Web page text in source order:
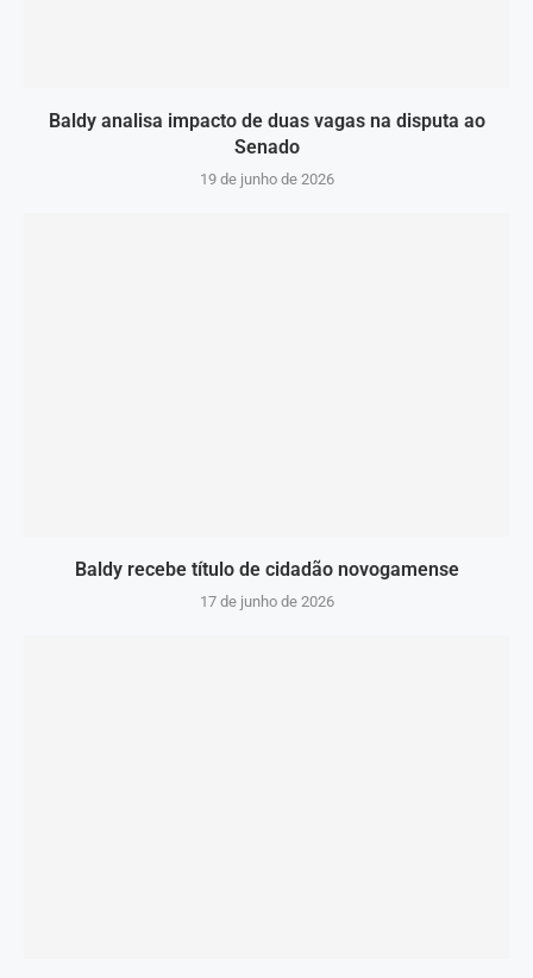
Baldy analisa impacto de duas vagas na disputa ao
Senado
19 de junho de 2026
Baldy recebe título de cidadão novogamense
17 de junho de 2026